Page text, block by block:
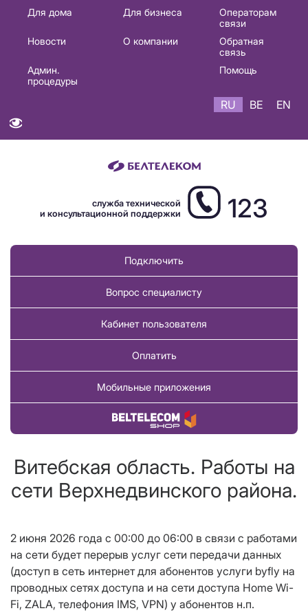
Основная
навигация
Для дома Для бизнеса
Операторам
связи
Новости
О компании
Обратная
связь
Админ.
процедуры
Помощь
RU BE EN
служба технической
и консультационной поддержки
123
Подключить
Вопрос специалисту
Кабинет пользователя
Оплатить
Мобильные приложения
Купить товар
Витебская область. Работы на
сети Верхнедвинского района.
2 июня 2026 года c 00:00 до 06:00 в связи с работами
на сети будет перерыв услуг сети передачи данных
(доступ в сеть интернет для абонентов услуги byfly на
проводных сетях доступа и на сети доступа Home Wi-
Fi, ZALA, телефония IMS, VPN) у абонентов н.п.